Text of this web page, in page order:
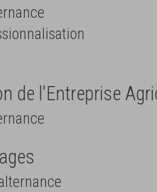
de l'Entreprise